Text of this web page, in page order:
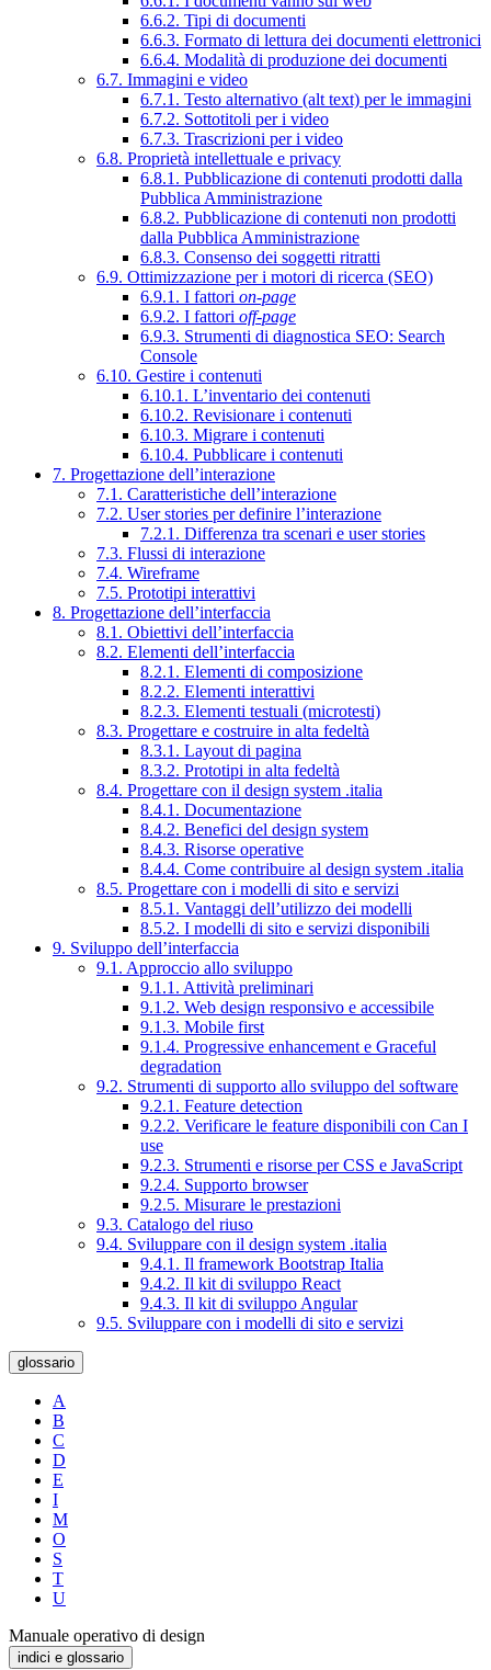
6.6.2. Tipi di documenti
6.6.3. Formato di lettura dei documenti elettronici
6.6.4. Modalità di produzione dei documenti
6.7. Immagini e video
6.7.1. Testo alternativo (alt text) per le immagini
6.7.2. Sottotitoli per i video
6.7.3. Trascrizioni per i video
6.8. Proprietà intellettuale e privacy
6.8.1. Pubblicazione di contenuti prodotti dalla
Pubblica Amministrazione
6.8.2. Pubblicazione di contenuti non prodotti
dalla Pubblica Amministrazione
6.8.3. Consenso dei soggetti ritratti
6.9. Ottimizzazione per i motori di ricerca (SEO)
6.9.1. I fattori on-page
6.9.2. I fattori off-page
6.9.3. Strumenti di diagnostica SEO: Search
Console
6.10. Gestire i contenuti
6.10.1. L’inventario dei contenuti
6.10.2. Revisionare i contenuti
6.10.3. Migrare i contenuti
6.10.4. Pubblicare i contenuti
7. Progettazione dell’interazione
7.1. Caratteristiche dell’interazione
7.2. User stories per definire l’interazione
7.2.1. Differenza tra scenari e user stories
7.3. Flussi di interazione
7.4. Wireframe
7.5. Prototipi interattivi
8. Progettazione dell’interfaccia
8.1. Obiettivi dell’interfaccia
8.2. Elementi dell’interfaccia
8.2.1. Elementi di composizione
8.2.2. Elementi interattivi
8.2.3. Elementi testuali (microtesti)
8.3. Progettare e costruire in alta fedeltà
8.3.1. Layout di pagina
8.3.2. Prototipi in alta fedeltà
8.4. Progettare con il design system .italia
8.4.1. Documentazione
8.4.2. Benefici del design system
8.4.3. Risorse operative
8.4.4. Come contribuire al design system .italia
8.5. Progettare con i modelli di sito e servizi
8.5.1. Vantaggi dell’utilizzo dei modelli
8.5.2. I modelli di sito e servizi disponibili
9. Sviluppo dell’interfaccia
9.1. Approccio allo sviluppo
9.1.1. Attività preliminari
9.1.2. Web design responsivo e accessibile
9.1.3. Mobile first
9.1.4. Progressive enhancement e Graceful
degradation
9.2. Strumenti di supporto allo sviluppo del software
9.2.1. Feature detection
9.2.2. Verificare le feature disponibili con Can I
use
9.2.3. Strumenti e risorse per CSS e JavaScript
9.2.4. Supporto browser
9.2.5. Misurare le prestazioni
9.3. Catalogo del riuso
9.4. Sviluppare con il design system .italia
9.4.1. Il framework Bootstrap Italia
9.4.2. Il kit di sviluppo React
9.4.3. Il kit di sviluppo Angular
9.5. Sviluppare con i modelli di sito e servizi
glossario
A
B
C
D
E
I
M
O
S
T
U
Manuale operativo di design
indici e glossario